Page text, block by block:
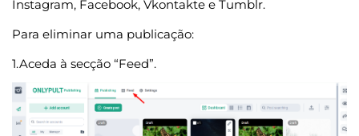
Instagram, Facebook, Vkontakte e Tumblr.
Para eliminar uma publicação:
1.Aceda à secção “Feed”.